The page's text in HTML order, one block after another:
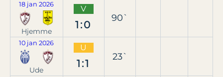
18 jan 2026
Hjemme
V
1:0
90`
10 jan 2026
Ude
U
1:1
23`